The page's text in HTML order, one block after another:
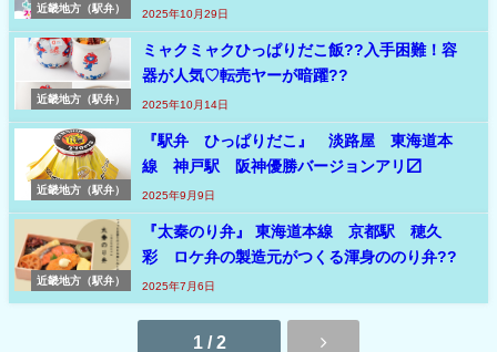
近畿地方（駅弁）
2025年10月29日
近畿地方（駅弁）
ミャクミャクひっぱりだこ飯??入手困難！容
器が人気♡転売ヤーが暗躍??
2025年10月14日
近畿地方（駅弁）
『駅弁 ひっぱりだこ』 淡路屋 東海道本
線 神戸駅 阪神優勝バージョンアリ〼
2025年9月9日
近畿地方（駅弁）
『太秦のり弁』 東海道本線 京都駅 穂久
彩 ロケ弁の製造元がつくる渾身ののり弁??
2025年7月6日
1 / 2